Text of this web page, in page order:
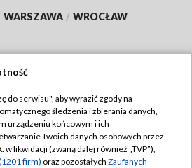
WARSZAWA / WROCŁAW
TVP
Regulamin TVP
prywatności
do serwisu", aby wyrazić zgody na
śledzenia i zbierania danych,
urządzeniu końcowym i ich
Twoich danych osobowych przez
w likwidacji (zwaną dalej również „TVP”),
firm) oraz pozostałych Zaufanych